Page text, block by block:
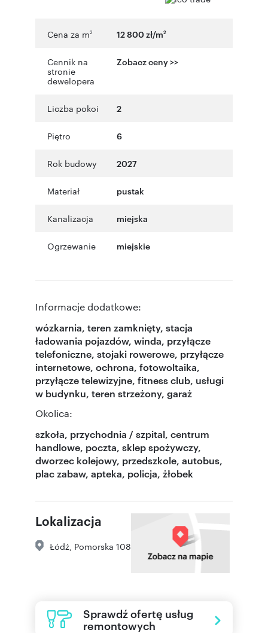
Cena za m2 12 800 zł/m2
Cennik na
stronie
dewelopera
Zobacz ceny >>
Liczba pokoi 2
Piętro 6
Rok budowy 2027
Materiał pustak
Kanalizacja miejska
Ogrzewanie miejskie
Informacje dodatkowe:
wózkarnia, teren zamknięty, stacja
ładowania pojazdów, winda, przyłącze
telefoniczne, stojaki rowerowe, przyłącze
internetowe, ochrona, fotowoltaika,
przyłącze telewizyjne, fitness club, usługi
w budynku, teren strzeżony, garaż
Okolica:
szkoła, przychodnia / szpital, centrum
handlowe, poczta, sklep spożywczy,
dworzec kolejowy, przedszkole, autobus,
plac zabaw, apteka, policja, żłobek
Lokalizacja
Łódź Pomorska 108
Sprawdź ofertę usług
remontowych